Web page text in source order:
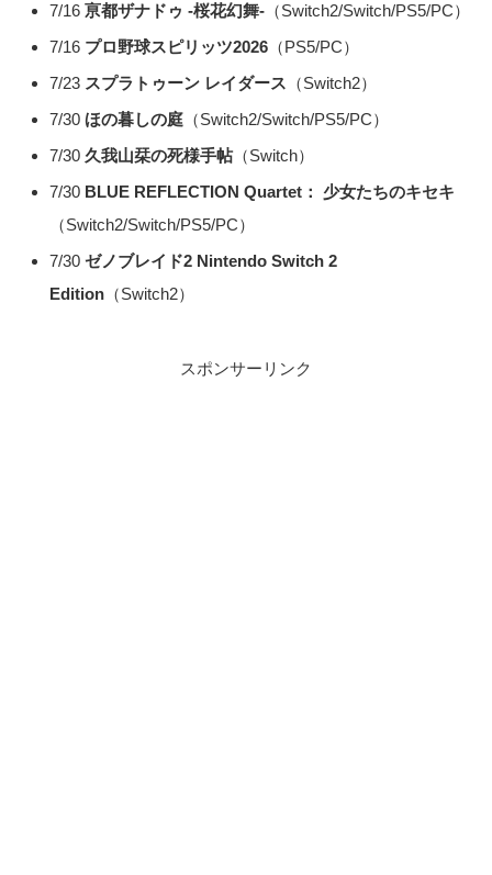
7/16 亰都ザナドゥ -桜花幻舞- （Switch2/Switch/PS5/PC）
7/16 プロ野球スピリッツ2026 （PS5/PC）
7/23 スプラトゥーン レイダース （Switch2）
7/30 ほの暮しの庭 （Switch2/Switch/PS5/PC）
7/30 久我山栞の死様手帖（Switch）
7/30 BLUE REFLECTION Quartet： 少女たちのキセキ
（Switch2/Switch/PS5/PC）
7/30 ゼノブレイド2 Nintendo Switch 2
Edition （Switch2）
スポンサーリンク